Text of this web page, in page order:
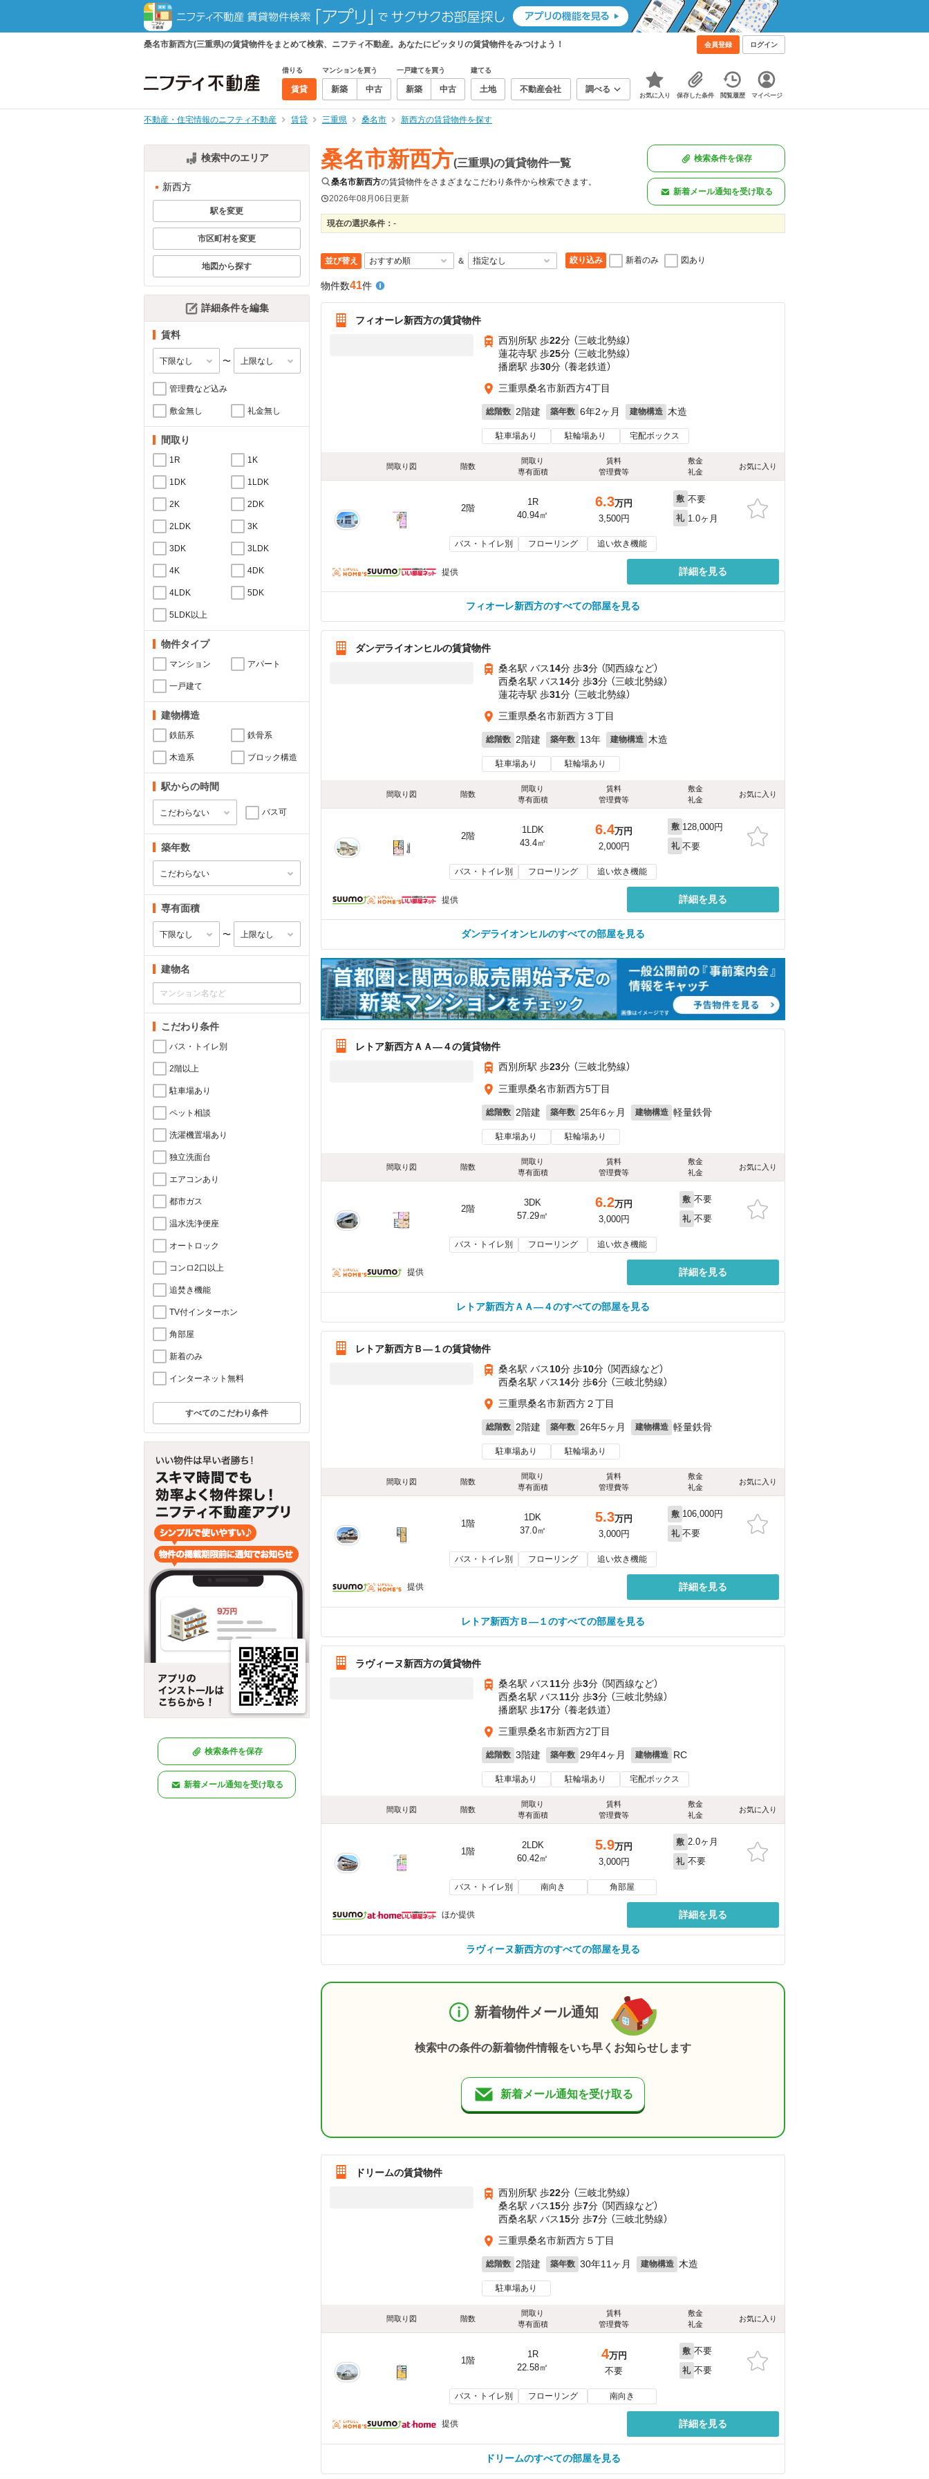
桑名市新西方(三重県)の賃貸物件をまとめて検索、ニフティ不動産。あなたにピッタリの賃貸物件をみつけよう！ 会員登録 ログイン
借りる
賃貸
マンションを買う
新築 中古
一戸建てを買う
新築 中古
建てる
土地 不動産会社 調べる
お気に入り 保存した条件 閲覧履歴 マイページ
不動産・住宅情報のニフティ不動産 賃貸 三重県 桑名市 新西方の賃貸物件を探す
検索中のエリア
新西方
駅を変更
市区町村を変更
地図から探す
詳細条件を編集
賃料
〜
管理費など込み
敷金無し 礼金無し
間取り
1R 1K
1DK 1LDK
2K 2DK
2LDK 3K
3DK 3LDK
4K 4DK
4LDK 5DK
5LDK以上
物件タイプ
マンション アパート
一戸建て
建物構造
鉄筋系 鉄骨系
木造系 ブロック構造
駅からの時間
バス可
築年数
専有面積
〜
建物名
こだわり条件
バス・トイレ別
2階以上
駐車場あり
ペット相談
洗濯機置場あり
独立洗面台
エアコンあり
都市ガス
温水洗浄便座
オートロック
コンロ2口以上
追焚き機能
TV付インターホン
角部屋
新着のみ
インターネット無料
すべてのこだわり条件
検索条件を保存
新着メール通知を受け取る
桑名市新西方(三重県)の賃貸物件一覧
桑名市新西方の賃貸物件をさまざまなこだわり条件から検索できます。
2026年08月06日更新
検索条件を保存
新着メール通知を受け取る
現在の選択条件： -
並び替え ＆ 絞り込み 新着のみ 図あり
物件数41件
フィオーレ新西方の賃貸物件
西別所駅 歩22分 （三岐北勢線）
蓮花寺駅 歩25分 （三岐北勢線）
播磨駅 歩30分 （養老鉄道）
三重県桑名市新西方4丁目
総階数 2階建 築年数 6年2ヶ月 建物構造 木造
駐車場あり 駐輪場あり 宅配ボックス
間取り図 階数
間取り
専有面積
賃料
管理費等
敷金
礼金
お気に入り
2階
1R
40.94㎡
6.3万円
3,500円
敷 不要
礼 1.0ヶ月
バス・トイレ別 フローリング 追い炊き機能
提供 詳細を見る
フィオーレ新西方のすべての部屋を見る
ダンデライオンヒルの賃貸物件
桑名駅 バス14分 歩3分 （関西線など）
西桑名駅 バス14分 歩3分 （三岐北勢線）
蓮花寺駅 歩31分 （三岐北勢線）
三重県桑名市新西方３丁目
総階数 2階建 築年数 13年 建物構造 木造
駐車場あり 駐輪場あり
間取り図 階数
間取り
専有面積
賃料
管理費等
敷金
礼金
お気に入り
2階
1LDK
43.4㎡
6.4万円
2,000円
敷 128,000円
礼 不要
バス・トイレ別 フローリング 追い炊き機能
提供 詳細を見る
ダンデライオンヒルのすべての部屋を見る
レトア新西方ＡＡ—４の賃貸物件
西別所駅 歩23分 （三岐北勢線）
三重県桑名市新西方5丁目
総階数 2階建 築年数 25年6ヶ月 建物構造 軽量鉄骨
駐車場あり 駐輪場あり
間取り図 階数
間取り
専有面積
賃料
管理費等
敷金
礼金
お気に入り
2階
3DK
57.29㎡
6.2万円
3,000円
敷 不要
礼 不要
バス・トイレ別 フローリング 追い炊き機能
提供 詳細を見る
レトア新西方ＡＡ—４のすべての部屋を見る
レトア新西方Ｂ—１の賃貸物件
桑名駅 バス10分 歩10分 （関西線など）
西桑名駅 バス14分 歩6分 （三岐北勢線）
三重県桑名市新西方２丁目
総階数 2階建 築年数 26年5ヶ月 建物構造 軽量鉄骨
駐車場あり 駐輪場あり
間取り図 階数
間取り
専有面積
賃料
管理費等
敷金
礼金
お気に入り
1階
1DK
37.0㎡
5.3万円
3,000円
敷 106,000円
礼 不要
バス・トイレ別 フローリング 追い炊き機能
提供 詳細を見る
レトア新西方Ｂ—１のすべての部屋を見る
ラヴィーヌ新西方の賃貸物件
桑名駅 バス11分 歩3分 （関西線など）
西桑名駅 バス11分 歩3分 （三岐北勢線）
播磨駅 歩17分 （養老鉄道）
三重県桑名市新西方2丁目
総階数 3階建 築年数 29年4ヶ月 建物構造 RC
駐車場あり 駐輪場あり 宅配ボックス
間取り図 階数
間取り
専有面積
賃料
管理費等
敷金
礼金
お気に入り
1階
2LDK
60.42㎡
5.9万円
3,000円
敷 2.0ヶ月
礼 不要
バス・トイレ別 南向き 角部屋
ほか提供 詳細を見る
ラヴィーヌ新西方のすべての部屋を見る
新着物件メール通知
検索中の条件の新着物件情報をいち早くお知らせします
新着メール通知を受け取る
ドリームの賃貸物件
西別所駅 歩22分 （三岐北勢線）
桑名駅 バス15分 歩7分 （関西線など）
西桑名駅 バス15分 歩7分 （三岐北勢線）
三重県桑名市新西方５丁目
総階数 2階建 築年数 30年11ヶ月 建物構造 木造
駐車場あり
間取り図 階数
間取り
専有面積
賃料
管理費等
敷金
礼金
お気に入り
1階
1R
22.58㎡
4万円
不要
敷 不要
礼 不要
バス・トイレ別 フローリング 南向き
提供 詳細を見る
ドリームのすべての部屋を見る